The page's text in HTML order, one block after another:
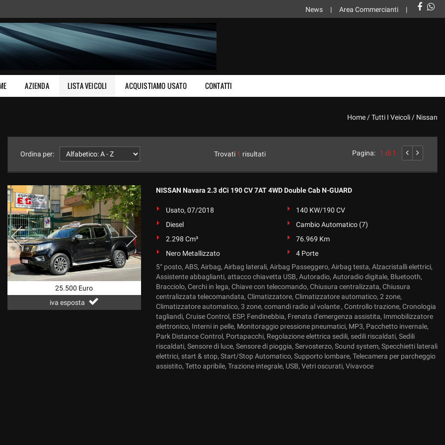
News Area Commercianti
AZIENDA LISTA VEICOLI ACQUISTIAMO USATO CONTATTI
Home /Tutti I Veicoli / Nissan
Ordina per: Trovati 1 risultati Pagina: 1 di 1
25.500 Euro
iva esposta
NISSAN Navara 2.3 dCi 190 CV 7AT 4WD Double Cab N-GUARD
Usato, 07/2018
140 KW/190 CV
Diesel
Cambio Automatico (7)
2.298 Cm³
76.969 Km
Nero Metallizzato
4 Porte
5° posto, ABS, Airbag, Airbag laterali, Airbag Passeggero, Airbag testa, Alzacristalli elettrici,
Assistente abbaglianti, attacco chiavetta USB, Autoradio, Autoradio digitale, Bluetooth,
Bracciolo, Cerchi in lega, Chiave con telecomando, Chiusura centralizzata, Chiusura
centralizzata telecomandata, Climatizzatore, Climatizzatore automatico, 2 zone,
Climatizzatore automatico, 3 zone, comandi radio al volante , Controllo trazione, Cronologia
tagliandi, Cruise Control, ESP, Fendinebbia, Frenata d'emergenza assistita, Immobilizzatore
elettronico, Interni in pelle, Monitoraggio pressione pneumatici, MP3, Pacchetto invernale,
Park Distance Control, Portapacchi, Regolazione elettrica sedili, sedili riscaldati, Sedili
riscaldati, Sensore di luce, Sensore di pioggia, Servosterzo, Sound system, Specchietti laterali
elettrici, start & stop, Start/Stop Automatico, Supporto lombare, Telecamera per parcheggio
assistito, Tetto apribile, Trazione integrale, USB, Vetri oscurati, Vivavoce